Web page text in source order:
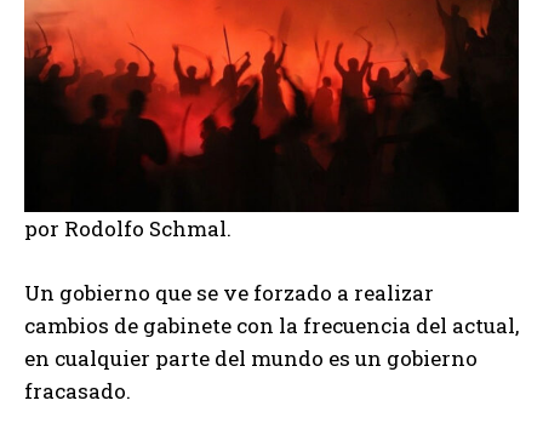
por Rodolfo Schmal.
Un gobierno que se ve forzado a realizar
cambios de gabinete con la frecuencia del actual,
en cualquier parte del mundo es un gobierno
fracasado.